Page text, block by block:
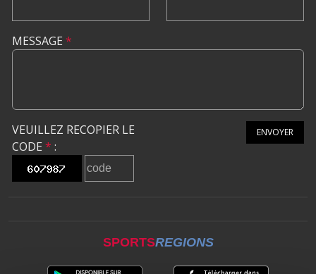
MESSAGE *
VEUILLEZ RECOPIER LE
CODE * :
ENVOYER
SPORTSREGIONS